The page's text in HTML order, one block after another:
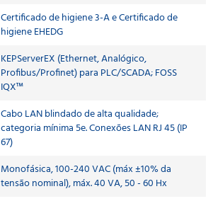
Certificado de higiene 3-A e Certificado de
higiene EHEDG
KEPServerEX (Ethernet, Analógico,
Profibus/Profinet) para PLC/SCADA; FOSS
IQX™
Cabo LAN blindado de alta qualidade;
categoria mínima 5e. Conexões LAN RJ 45 (IP
67)
Monofásica, 100-240 VAC (máx ±10% da
tensão nominal), máx. 40 VA, 50 - 60 Hx